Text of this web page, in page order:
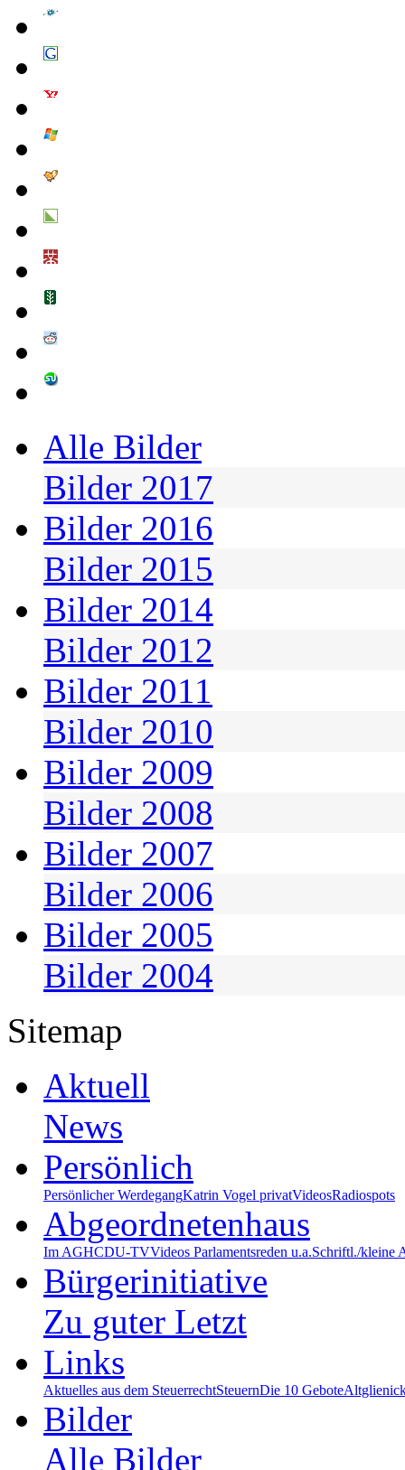
Alle Bilder
Bilder 2017
Bilder 2016
Bilder 2015
Bilder 2014
Bilder 2012
Bilder 2011
Bilder 2010
Bilder 2009
Bilder 2008
Bilder 2007
Bilder 2006
Bilder 2005
Bilder 2004
Sitemap
Aktuell
News
Persönlich
Persönlicher WerdegangKatrin Vogel privatVideosRadiospots
Abgeordnetenhaus
Im AGHCDU-TVVideos Parlamentsreden u.a.Schriftl./kleine
Bürgerinitiative
Zu guter Letzt
Links
Aktuelles aus dem SteuerrechtSteuernDie 10 Gebote
Bilder
Alle Bilder